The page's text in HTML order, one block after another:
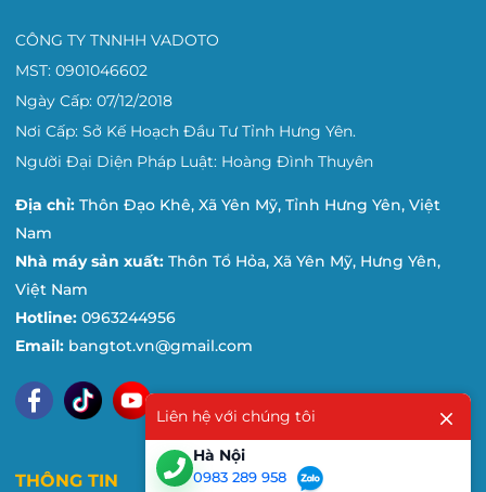
CÔNG TY TNNHH VADOTO
MST: 0901046602
Ngày Cấp: 07/12/2018
Nơi Cấp: Sở Kế Hoạch Đầu Tư Tỉnh Hưng Yên.
Người Đại Diện Pháp Luật: Hoàng Đình Thuyên
Địa chỉ: Thôn Đạo Khê, Xã Yên Mỹ, Tỉnh Hưng Yên, Việt
Nam
Nhà máy sản xuất: Thôn Tổ Hỏa, Xã Yên Mỹ, Hưng Yên,
Việt Nam
Hotline: 0963244956
Email: bangtot.vn@gmail.com
THÔNG TIN
Liên hệ với chúng tôi
Hà Nội
0983 289 958